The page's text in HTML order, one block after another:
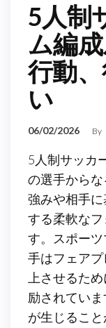
5人制
ム編
行動
い
06/02/2026 By
5人制サッカ
の選手から
強みや相手
する柔軟な
す。スポー
手はフェア
上させるた
励されてい
が生じるこ